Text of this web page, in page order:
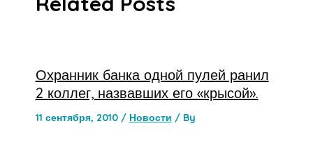
Охранник банка одной пулей ранил
2 коллег, назвавших его «крысой».
11 сентября, 2010 / Новости / By